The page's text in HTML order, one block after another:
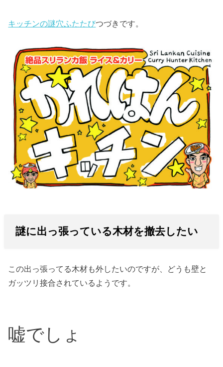
キッチンの謎穴ふたたびつづきです。
謎に出っ張っている木材を撤去したい
この出っ張ってる木材も外したいのですが、どうも壁と
ガッツリ接合されているようです。
嘘でしょ